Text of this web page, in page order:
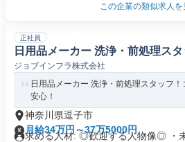
この企業の類似求人を
正社員
日用品メーカー 洗浄・前処理スタ
ジョブインフラ株式会社
日用品メーカー 洗浄・前処理スタッフ
安心！
神奈川県逗子市
月給34万円～37万5000円
求める人材: ◎歓迎する人物像◎ ・